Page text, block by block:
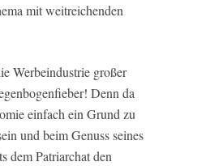
mit weitreichenden
Werbeindustrie großer
Denn da
einfach ein Grund zu
und beim Genuss seines
dem Patriarchat den